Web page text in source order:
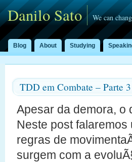
Danilo Sato We can
Blog About Studying
TDD em Combate – Parte 3
Apesar da demora, o
Neste post
regras de
surgem com a